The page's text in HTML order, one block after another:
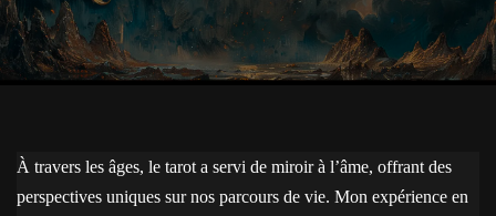
À travers les âges, le tarot a servi de miroir à l’âme, offrant des
perspectives uniques sur nos parcours de vie. Mon expérience en